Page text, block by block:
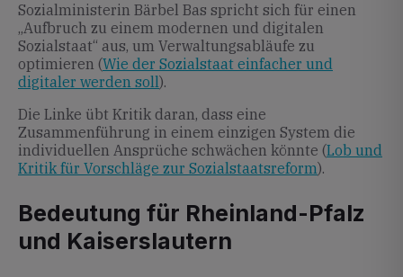
Sozialministerin Bärbel Bas spricht sich für einen
„Aufbruch zu einem modernen und digitalen
Sozialstaat“ aus, um Verwaltungsabläufe zu
optimieren (Wie der Sozialstaat einfacher und
digitaler werden soll).
Die Linke übt Kritik daran, dass eine
Zusammenführung in einem einzigen System die
individuellen Ansprüche schwächen könnte (Lob und
Kritik für Vorschläge zur Sozialstaatsreform).
Bedeutung für Rheinland-Pfalz
und Kaiserslautern